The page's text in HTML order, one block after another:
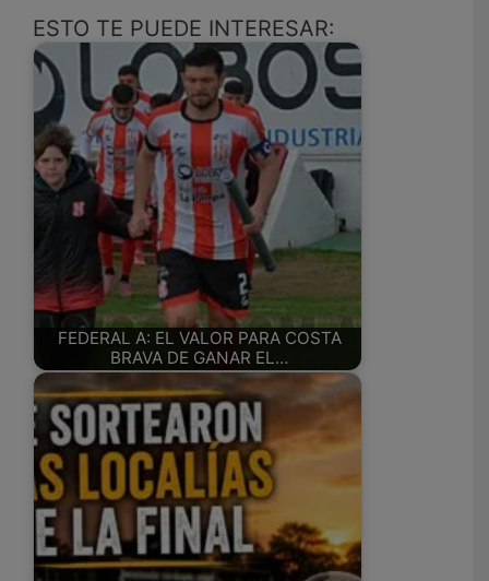
ESTO TE PUEDE INTERESAR:
FEDERAL A: EL VALOR PARA COSTA
BRAVA DE GANAR EL…